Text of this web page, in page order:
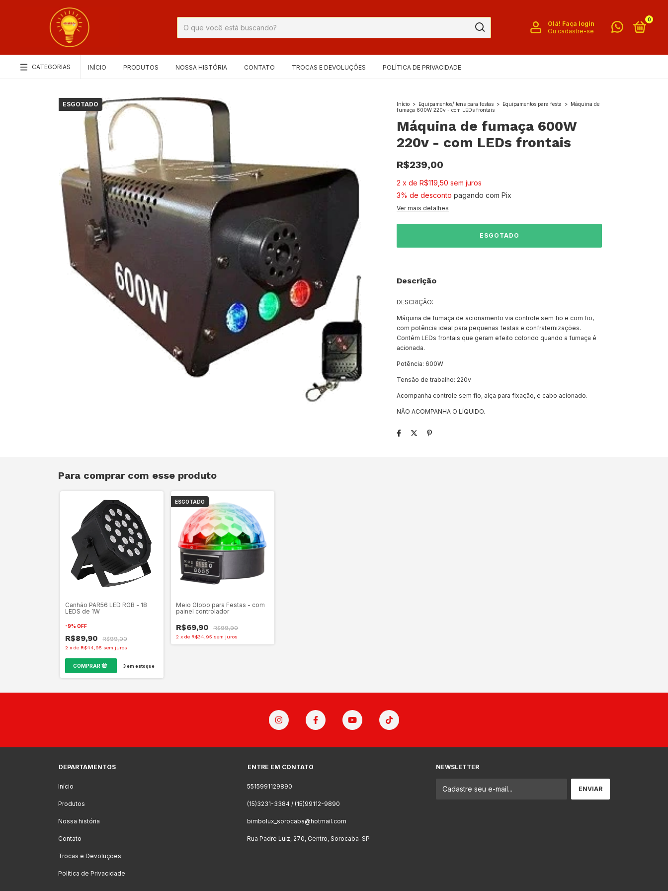
Olá! Faça login
Ou cadastre-se
0
CATEGORIAS INÍCIO PRODUTOS NOSSA HISTÓRIA CONTATO TROCAS E DEVOLUÇÕES POLÍTICA DE PRIVACIDADE
ESGOTADO Início > Equipamentos/itens para festas > Equipamentos para festa > Máquina de
fumaça 600W 220v - com LEDs frontais
Máquina de fumaça 600W
220v - com LEDs frontais
R$239,00
2 x de R$119,50 sem juros
3% de desconto pagando com Pix
Ver mais detalhes
Descrição
DESCRIÇÃO:
Máquina de fumaça de acionamento via controle sem fio e com fio,
com potência ideal para pequenas festas e confraternizações.
Contém LEDs frontais que geram efeito colorido quando a fumaça é
acionada.
Potência: 600W
Tensão de trabalho: 220v
Acompanha controle sem fio, alça para fixação, e cabo acionado.
NÃO ACOMPANHA O LÍQUIDO.
Para comprar com esse produto
Canhão PAR56 LED RGB - 18
LEDS de 1W
-9% OFF
R$89,90 R$99,00
2 x de R$44,95 sem juros
3em estoque
ESGOTADO
Meio Globo para Festas - com
painel controlador
R$69,90 R$99,90
2 xde R$34,95 sem juros
DEPARTAMENTOS
Início
Produtos
Nossa história
Contato
Trocas e Devoluções
Política de Privacidade
ENTRE EM CONTATO
5515991129890
(15)3231-3384 / (15)99112-9890
bimbolux_sorocaba@hotmail.com
Rua Padre Luiz, 270, Centro, Sorocaba-SP
NEWSLETTER